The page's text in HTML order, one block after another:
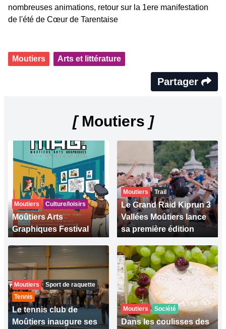
nombreuses animations, retour sur la 1ere manifestation
de l'été de Cœur de Tarentaise
Moutiers Arts et littérature
Partager
[Moutiers ]
Moutiers Culture/loisirs
Moûtiers Arts
Graphiques Festival
Moutiers Trail
Le Grand Raid Kiprun 3
Vallées Moûtiers lance
sa première édition
Moutiers
Sport de raquette
Tennis
Le tennis club de
Moûtiers inaugure ses
Moutiers Société
Dans les coulisses des